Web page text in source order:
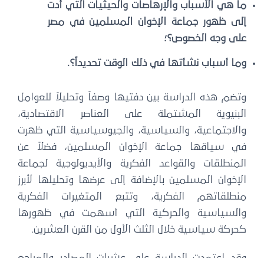
ما هي الأسباب والإرهاصات والحيثيات التي أدت
إلى ظهور جماعة الإخوان المسلمين في مصر
على وجه الخصوص؟؛
وما أسباب نشأتها في ذلك الوقت تحديداً؟.
وتضم هذه الدراسة بين دفتيها وصفاً وتحليلاً للعوامل
البنيوية المشتملة على العناصر الاقتصادية،
والاجتماعية، والسياسية، والجيوسياسية التي ظهرت
في سياقها جماعة الإخوان المسلمين، فضلاً عن
المنطلقات والقواعد الفكرية والأيديولوجية لجماعة
الإخوان المسلمين بالإضافة إلى عرضها وتحليلها لأبرز
منطلقاتهم الفكرية، وتتبع المتغيرات الفكرية
والسياسية والحركية التي أسهمت في ظهورها
كحركة سياسية خلال الثلث الأول من القرن العشرين.